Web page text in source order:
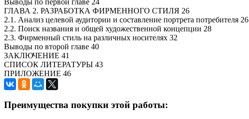
ГЛАВА 2. РАЗРАБОТКА ФИРМЕННОГО СТИЛЯ 26
2.1. Анализ целевой аудитории и составление портрета потребителя 26
2.2. Поиск названия и общей художественной концепции 28
2.3. Фирменный стиль на различных носителях 32
Выводы по второй главе 40
ЗАКЛЮЧЕНИЕ 41
СПИСОК ЛИТЕРАТУРЫ 43
ПРИЛОЖЕНИЕ 46
Преимущества покупки этой работы: